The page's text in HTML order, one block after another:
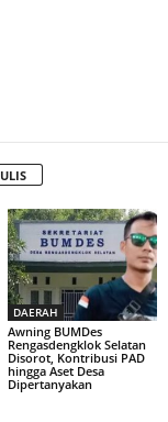
DAERAH
Awning BUMDes
Rengasdengklok Selatan
Disorot, Kontribusi PAD
hingga Aset Desa
Dipertanyakan